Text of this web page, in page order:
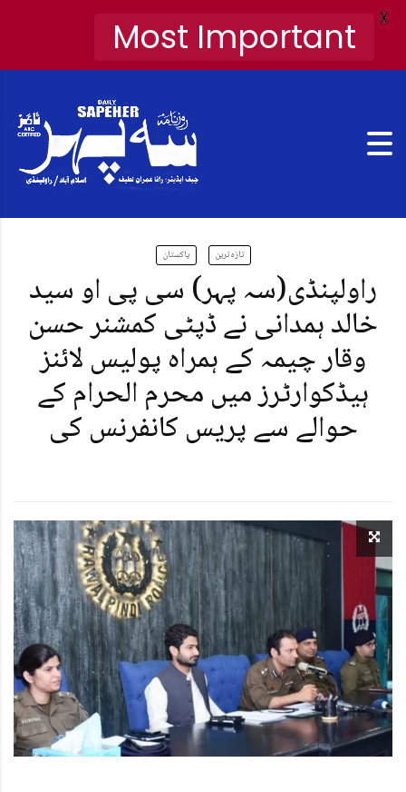
پاکستان تازہ ترین
راولپنڈی(سہ پہر) سی پی او سید
خالد ہمدانی نے ڈپٹی کمشنر حسن
وقار چیمہ کے ہمراہ پولیس لائنز
ہیڈکوارٹرز میں محرم الحرام کے
حوالے سے پریس کانفرنس کی
Most Important X